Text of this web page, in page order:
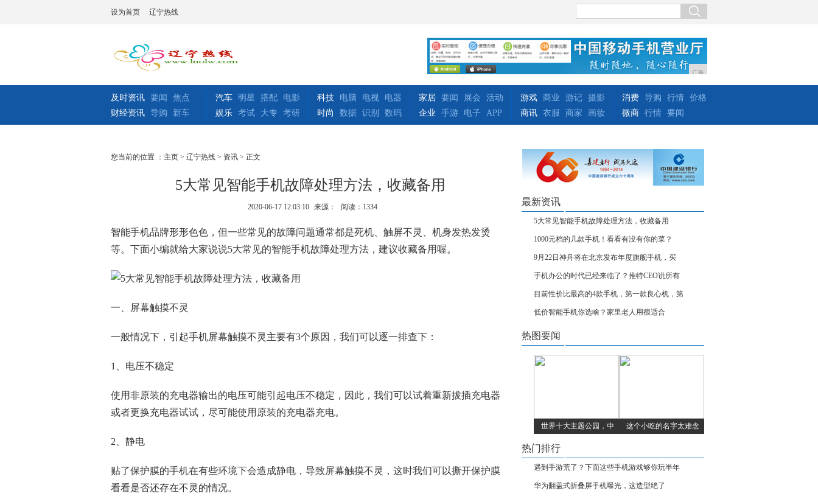
设为首页 辽宁热线
广告
及时资讯 要闻
焦点
财经资讯 导购 新车
汽车 明星 搭配
电影
娱乐 考试 大专 考研
科技 电脑 电视
电器
时尚
数据 识别 数码
家居 要闻 展会
活动
企业
手游 电子 APP
游戏 商业 游记 摄影
商讯 衣服 商家 画妆
消费 导购 行情 价格
微商 行情 要闻
您当前的位置 ： 主页 > 辽宁热线 > 资讯 > 正文
5大常见智能手机故障处理方法，收藏备用
2020-06-17 12:03:10 来源： 阅读：1334
智能手机品牌形形色色，但一些常见的故障问题通常都是死机、触屏不灵、机身发热发烫
等。下面小编就给大家说说5大常见的智能手机故障处理方法，建议收藏备用喔。
一、屏幕触摸不灵
一般情况下，引起手机屏幕触摸不灵主要有3个原因，我们可以逐一排查下：
1、电压不稳定
使用非原装的充电器输出的电压可能引起电压不稳定，因此，我们可以试着重新拔插充电器
或者更换充电器试试，尽可能使用原装的充电器充电。
2、静电
贴了保护膜的手机在有些环境下会造成静电，导致屏幕触摸不灵，这时我们可以撕开保护膜
看看是否还存在不灵的情况。
最新资讯
5大常见智能手机故障处理方法，收藏备用
1000元档的几款手机！看看有没有你的菜？
9月22日神舟将在北京发布年度旗舰手机，买
手机办公的时代已经来临了？推特CEO说所有
目前性价比最高的4款手机，第一款良心机，第
低价智能手机你选啥？家里老人用很适合
热图要闻
世界十大主题公园，中 这个小吃的名字太难念
热门排行
遇到手游荒了？下面这些手机游戏够你玩半年
华为翻盖式折叠屏手机曝光，这造型绝了